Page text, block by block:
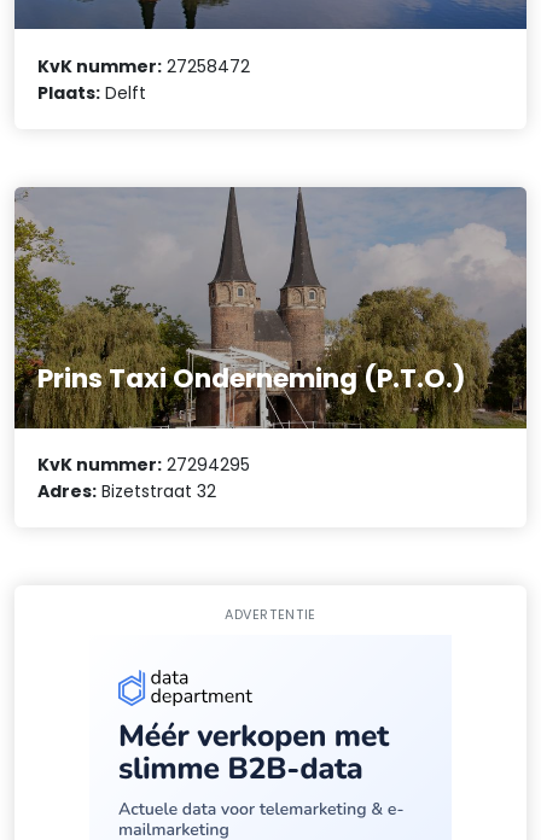
KvK nummer: 27258472
Plaats: Delft
Prins Taxi Onderneming (P.T.O.)
KvK nummer: 27294295
Adres: Bizetstraat 32
ADVERTENTIE